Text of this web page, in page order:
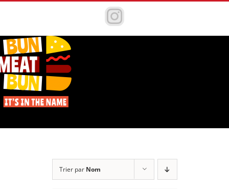
contenu
Instagram
Trier par Nom